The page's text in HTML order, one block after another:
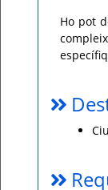
Ho pot